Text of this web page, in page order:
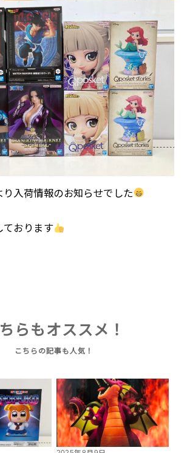
り入荷情報のお知らせでした
ております
らもオススメ！